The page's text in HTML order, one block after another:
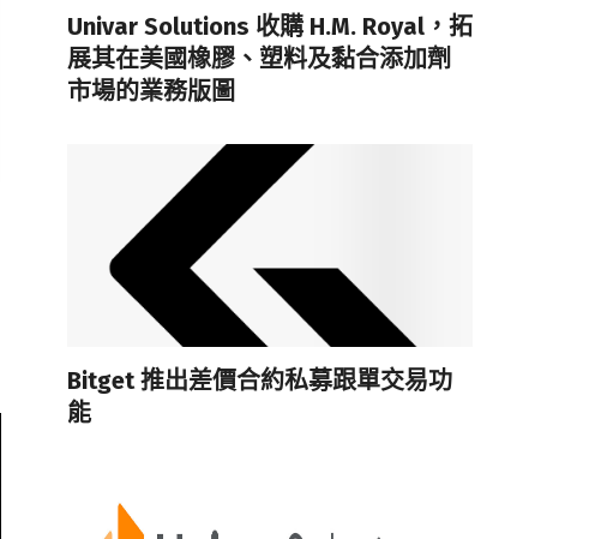
Univar Solutions 收購 H.M. Royal，拓
展其在美國橡膠、塑料及黏合添加劑
市場的業務版圖
Bitget 推出差價合約私募跟單交易功
能